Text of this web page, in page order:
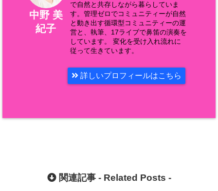
中野 美
紀子
で自然と共存しながら暮らしていま
す。管理ゼロでコミュニティーが自然
と動き出す循環型コミュニティーの運
営と、執筆、17ライブで鼻笛の演奏を
しています。 変化を受け入れ流れに
従って生きています。
詳しいプロフィールはこちら
関連記事 - Related Posts -